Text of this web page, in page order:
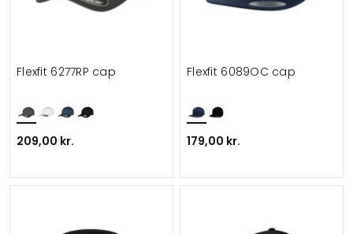
Flexfit 6277RP cap
209,00 kr.
Flexfit 6089OC cap
179,00 kr.